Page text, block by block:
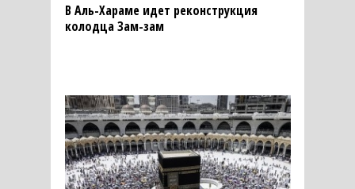
В Аль-Хараме идет реконструкция
колодца Зам-зам